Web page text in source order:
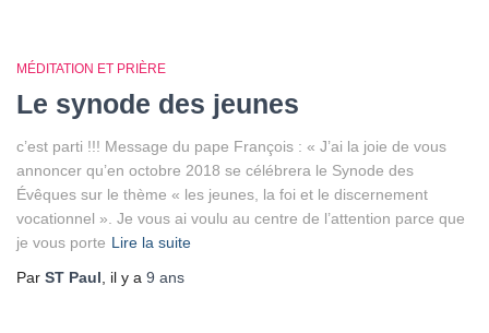
MÉDITATION ET PRIÈRE
Le synode des jeunes
c’est parti !!! Message du pape François : « J’ai la joie de vous
annoncer qu’en octobre 2018 se célébrera le Synode des
Évêques sur le thème « les jeunes, la foi et le discernement
vocationnel ». Je vous ai voulu au centre de l’attention parce que
je vous porte Lire la suite
Par ST Paul , il y a 9 ans